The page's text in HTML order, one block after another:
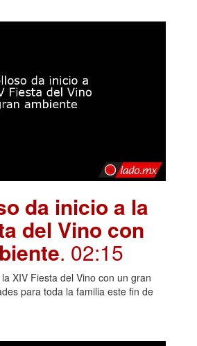
da inicio a la
del Vino con
. 02:15
XIV Fiesta del Vino con un gran
para toda la familia este fin de